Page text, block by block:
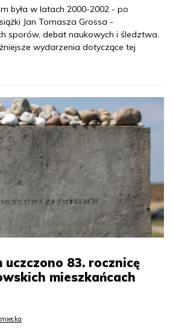
była w latach 2000-2002 - po
Jan Tomasza Grossa -
sporów, debat naukowych i śledztwa.
wydarzenia dotyczące tej
uczczono 83. rocznicę
mieszkańcach